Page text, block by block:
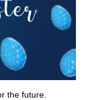
the future.
PARA A SECÇÃO